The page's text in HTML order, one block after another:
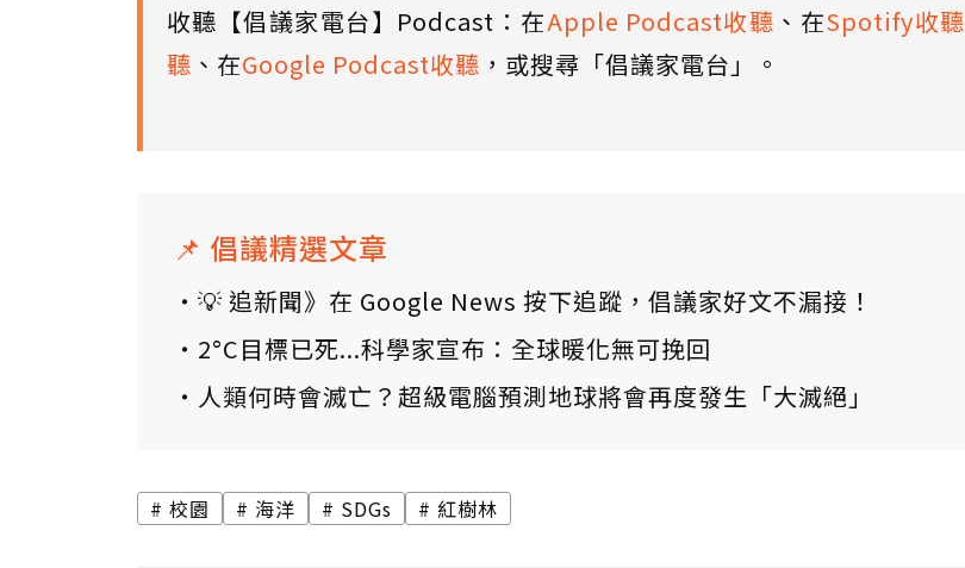
收聽【倡議家電台】Podcast：在Apple Podcast收聽 、在Spotify收聽
聽 、在Google Podcast收聽 ，或搜尋「倡議家電台」。
📌 倡議精選文章
💡 追新聞》在 Google News 按下追蹤，倡議家好文不漏接！
2°C目標已死...科學家宣布：全球暖化無可挽回
人類何時會滅亡？超級電腦預測地球將會再度發生「大滅絕」
校園 海洋 SDGs 紅樹林